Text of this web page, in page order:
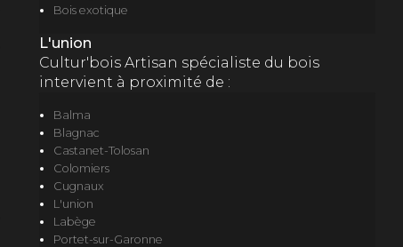
Bois exotique
L'union
Cultur'bois Artisan spécialiste du bois
intervient à proximité de :
Balma
Blagnac
Castanet-Tolosan
Colomiers
Cugnaux
L'union
Labège
Portet-sur-Garonne